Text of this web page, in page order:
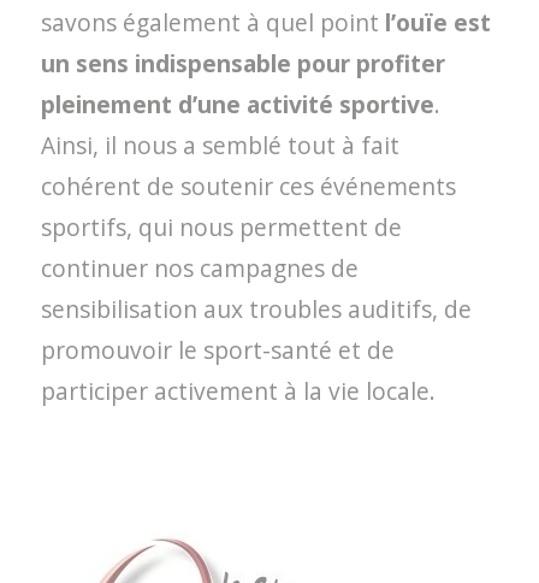
savons également à quel point l’ouïe est
un sens indispensable pour profiter
pleinement d’une activité sportive.
Ainsi, il nous a semblé tout à fait
cohérent de soutenir ces événements
sportifs, qui nous permettent de
continuer nos campagnes de
sensibilisation aux troubles auditifs, de
promouvoir le sport-santé et de
participer activement à la vie locale.